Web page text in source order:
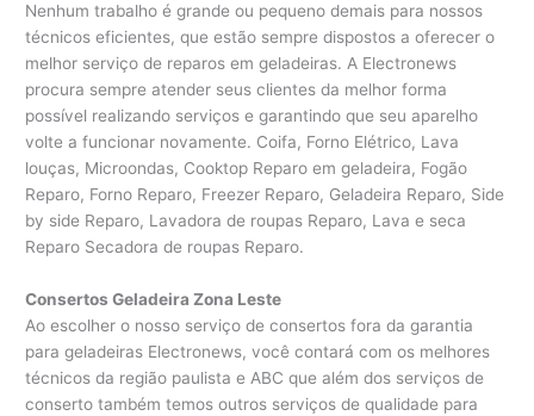
Nenhum trabalho é grande ou pequeno demais para nossos
técnicos eficientes, que estão sempre dispostos a oferecer o
melhor serviço de reparos em geladeiras. A Electronews
procura sempre atender seus clientes da melhor forma
possível realizando serviços e garantindo que seu aparelho
volte a funcionar novamente. Coifa, Forno Elétrico, Lava
louças, Microondas, Cooktop Reparo em geladeira, Fogão
Reparo, Forno Reparo, Freezer Reparo, Geladeira Reparo, Side
by side Reparo, Lavadora de roupas Reparo, Lava e seca
Reparo Secadora de roupas Reparo.
Consertos Geladeira Zona Leste
Ao escolher o nosso serviço de consertos fora da garantia
para geladeiras Electronews, você contará com os melhores
técnicos da região paulista e ABC que além dos serviços de
conserto também temos outros serviços de qualidade para